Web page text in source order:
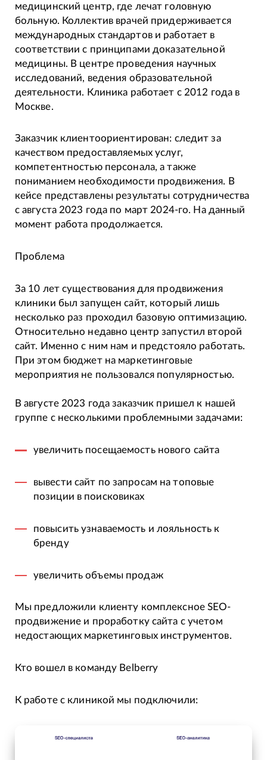
медицинский центр, где лечат головную
больную. Коллектив врачей придерживается
международных стандартов и работает в
соответствии с принципами доказательной
медицины. В центре проведения научных
исследований, ведения образовательной
деятельности. Клиника работает с 2012 года в
Москве.
Заказчик клиентоориентирован: следит за
качеством предоставляемых услуг,
компетентностью персонала, а также
пониманием необходимости продвижения. В
кейсе представлены результаты сотрудничества
с августа 2023 года по март 2024-го. На данный
момент работа продолжается.
Проблема
За 10 лет существования для продвижения
клиники был запущен сайт, который лишь
несколько раз проходил базовую оптимизацию.
Относительно недавно центр запустил второй
сайт. Именно с ним нам и предстояло работать.
При этом бюджет на маркетинговые
мероприятия не пользовался популярностью.
В августе 2023 года заказчик пришел к нашей
группе с несколькими проблемными задачами:
увеличить посещаемость нового сайта
вывести сайт по запросам на топовые
позиции в поисковиках
повысить узнаваемость и лояльность к
бренду
увеличить объемы продаж
Мы предложили клиенту комплексное SEO-
продвижение и проработку сайта с учетом
недостающих маркетинговых инструментов.
Кто вошел в команду Belberry
К работе с клиникой мы подключили: